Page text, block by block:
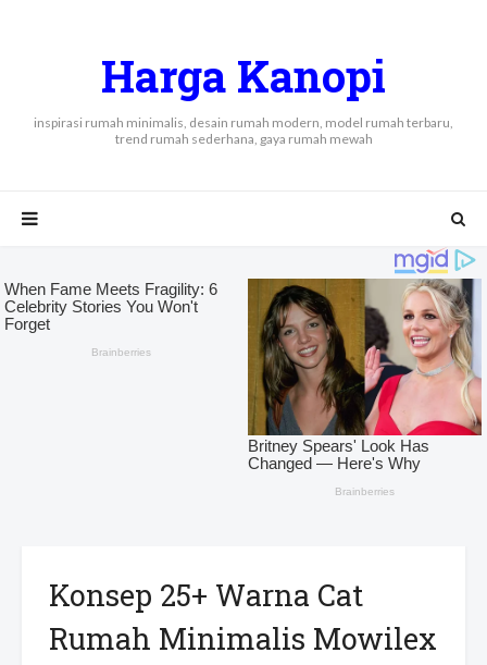
Harga Kanopi
inspirasi rumah minimalis, desain rumah modern, model rumah terbaru,
trend rumah sederhana, gaya rumah mewah
Konsep 25+ Warna Cat
Rumah Minimalis Mowilex